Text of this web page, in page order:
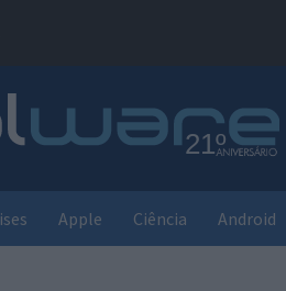
Apple Ciência Android